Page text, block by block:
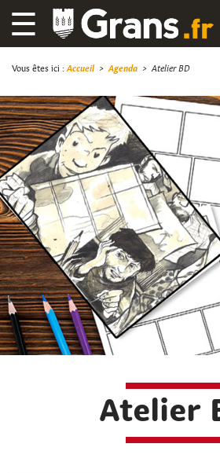
☰
Vous êtes ici : Accueil> Agenda > Atelier BD
Atelier